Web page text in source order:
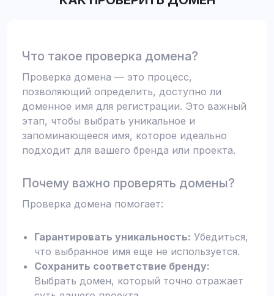
Что такое проверка домена?
Проверка домена — это процесс,
позволяющий определить, доступно ли
доменное имя для регистрации. Это важный
этап, чтобы выбрать уникальное и
запоминающееся имя, которое идеально
подходит для вашего бренда или проекта.
Почему важно проверять домены?
Проверка домена помогает:
Гарантировать уникальность: Убедиться,
что выбранное имя еще не используется.
Сохранить соответствие бренду:
Выбрать домен, который точно отражает